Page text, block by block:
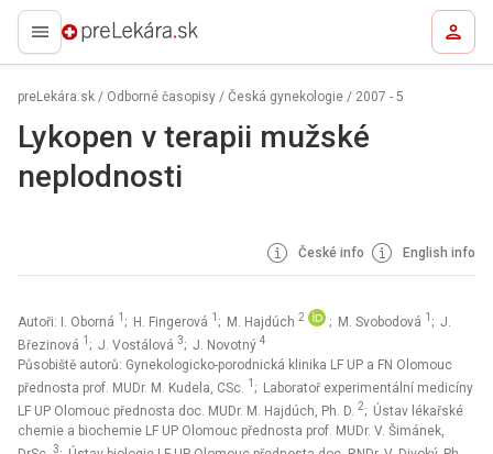
preLekára.sk
preLekára.sk / Odborné časopisy / Česká gynekologie / 2007 - 5
Lykopen v terapii mužské
neplodnosti
České info English info
Autoři: I. Oborná 1 ; H. Fingerová 1 ; M. Hajdúch 2 ; M. Svobodová 1 ; J.
Březinová 1 ; J. Vostálová 3; J. Novotný 4
Působiště autorů: Gynekologicko-porodnická klinika LF UP a FN Olomouc
přednosta prof. MUDr. M. Kudela, CSc. 1 ; Laboratoř experimentální medicíny
LF UP Olomouc přednosta doc. MUDr. M. Hajdúch, Ph. D. 2; Ústav lékařské
chemie a biochemie LF UP Olomouc přednosta prof. MUDr. V. Šimánek,
3